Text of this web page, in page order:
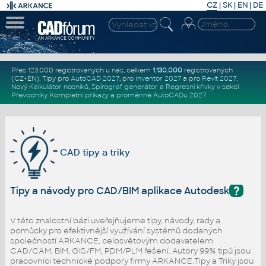
CZ | SK| EN | DE
Přes 123.000 registrovaných u nás, celkem 1.130.000registrovaných
(CZ+EN). Tipy pro AutoCAD 2027, pro Inventor 2027a pro Revit 2027.
Nový Kalkulátor nosníků, Spirograf generátor a Regresní křivkyv sekci
Převodníky. Kompletní příkazya proměnné AutoCADu 2027.
CAD tipy a triky
?
Tipy a návody pro CAD/BIM aplikace Autodesk
V této znalostní bázi uveřejňujeme tipy, návody, rady a
pomůcky pro efektivnější využívání systémů dodaných
společností ARKANCE, celosvětovým dodavatelem
CAD/CAM, BIM, GIS/FM, PDM/PLM řešení. Autory 99% tipů jsou
pracovníci technické podpory firmy ARKANCE.Tipy a Triky jsou